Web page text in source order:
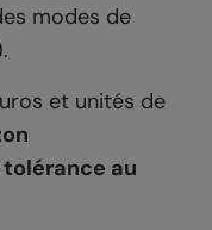
modes de
et unités de
tolérance au